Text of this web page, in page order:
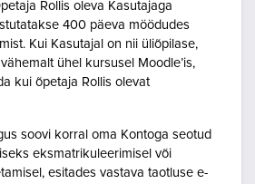
Rollis oleva Kasutajaga
400 päeva möödudes
Kui Kasutajal on nii üliõpilase,
ühel kursusel Moodle’is,
kui õpetaja Rollis olevat
soovi korral oma Kontoga seotud
eksmatrikuleerimisel või
esitades vastava taotluse e-